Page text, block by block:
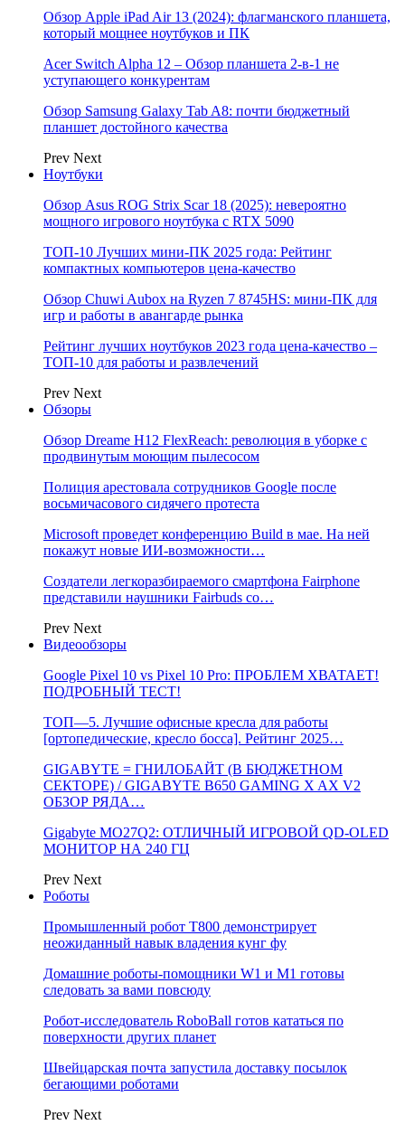
Обзор Apple iPad Air 13 (2024): флагманского планшета,
который мощнее ноутбуков и ПК
Acer Switch Alpha 12 – Обзор планшета 2-в-1 не
уступающего конкурентам
Обзор Samsung Galaxy Tab A8: почти бюджетный
планшет достойного качества
Prev Next
Ноутбуки
Обзор Asus ROG Strix Scar 18 (2025): невероятно
мощного игрового ноутбука с RTX 5090
ТОП-10 Лучших мини-ПК 2025 года: Рейтинг
компактных компьютеров цена-качество
Обзор Chuwi Aubox на Ryzen 7 8745HS: мини-ПК для
игр и работы в авангарде рынка
Рейтинг лучших ноутбуков 2023 года цена-качество –
ТОП-10 для работы и развлечений
Prev Next
Обзоры
Обзор Dreame H12 FlexReach: революция в уборке с
продвинутым моющим пылесосом
Полиция арестовала сотрудников Google после
восьмичасового сидячего протеста
Microsoft проведет конференцию Build в мае. На ней
покажут новые ИИ-возможности…
Создатели легкоразбираемого смартфона Fairphone
представили наушники Fairbuds со…
Prev Next
Видеообзоры
Google Pixel 10 vs Pixel 10 Pro: ПРОБЛЕМ ХВАТАЕТ!
ПОДРОБНЫЙ ТЕСТ!
ТОП—5. Лучшие офисные кресла для работы
[ортопедические, кресло босса]. Рейтинг 2025…
GIGABYTE = ГНИЛОБАЙТ (В БЮДЖЕТНОМ
СЕКТОРЕ) / GIGABYTE B650 GAMING X AX V2
ОБЗОР РЯДА…
Gigabyte MO27Q2: ОТЛИЧНЫЙ ИГРОВОЙ QD-OLED
МОНИТОР НА 240 ГЦ
Prev Next
Роботы
Промышленный робот Т800 демонстрирует
неожиданный навык владения кунг фу
Домашние роботы-помощники W1 и M1 готовы
следовать за вами повсюду
Робот-исследователь RoboBall готов кататься по
поверхности других планет
Швейцарская почта запустила доставку посылок
бегающими роботами
Prev Next